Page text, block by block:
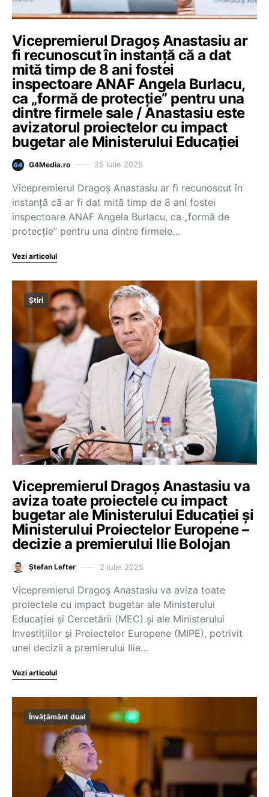
Vicepremierul Dragoș Anastasiu ar
fi recunoscut în instanță că a dat
mită timp de 8 ani fostei
inspectoare ANAF Angela Burlacu,
ca „formă de protecție” pentru una
dintre firmele sale / Anastasiu este
avizatorul proiectelor cu impact
bugetar ale Ministerului Educației
G4Media.ro 25 iulie 2025
Vicepremierul Dragoș Anastasiu ar fi recunoscut în
instanță că ar fi dat mită timp de 8 ani fostei
inspectoare ANAF Angela Burlacu, ca „formă de
protecție” pentru una dintre firmele…
Vezi articolul
Știri
Vicepremierul Dragoș Anastasiu va
aviza toate proiectele cu impact
bugetar ale Ministerului Educației și
Ministerului Proiectelor Europene –
decizie a premierului Ilie Bolojan
Ștefan Lefter 2 iulie 2025
Vicepremierul Dragoș Anastasiu va aviza toate
proiectele cu impact bugetar ale Ministerului
Educației și Cercetării (MEC) și ale Ministerului
Investițiilor și Proiectelor Europene (MIPE), potrivit
unei decizii a premierului Ilie…
Vezi articolul
Învățământ dual